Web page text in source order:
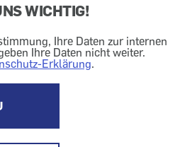
WICHTIG!
Ihre Daten zur internen
Ihre Daten nicht weiter.
Erklärung.